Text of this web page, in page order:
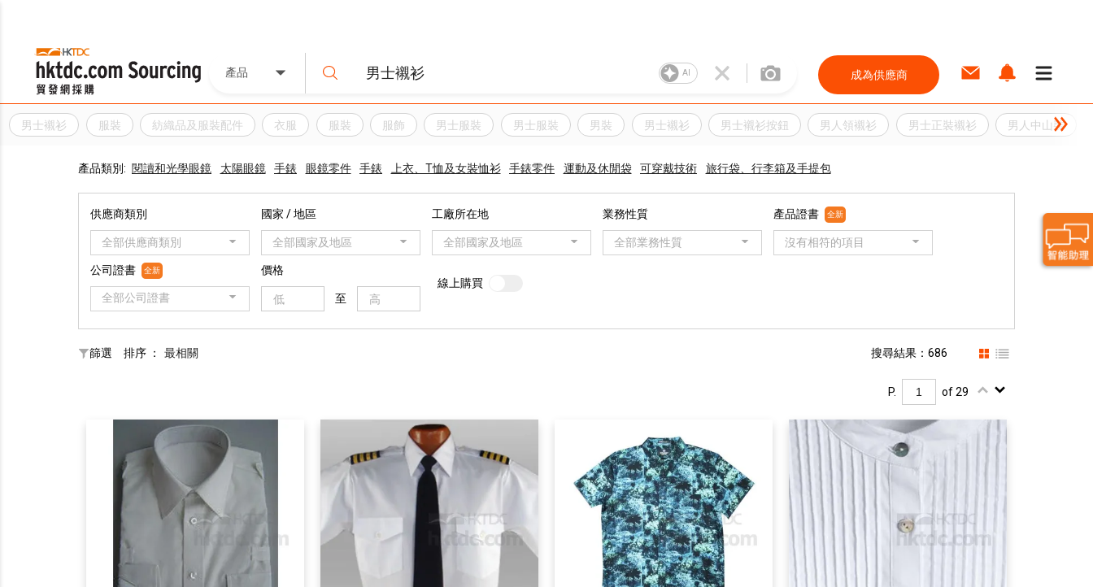
產品 AI 成為供應商
男士襯衫 服裝 紡織品及服裝配件 衣服 服裝 服飾 男士服裝 男士服裝 男裝 男士襯衫 男士襯衫按鈕 男人領襯衫 男士正裝襯衫 男人中山裝
產品類別: 閱讀和光學眼鏡 太陽眼鏡 手錶 眼鏡零件 手錶 上衣、T恤及女裝恤衫 手錶零件 運動及休閒袋 可穿戴技術 旅行袋、行李箱及手提包
供應商類別
全部供應商類別
國家 / 地區
全部國家及地區
工廠所在地
全部國家及地區
業務性質
全部業務性質
產品證書 全新
沒有相符的項目
公司證書 全新
全部公司證書
價格
至
線上購買
篩選 排序 ： 最相關 搜尋結果：686
P. of 29